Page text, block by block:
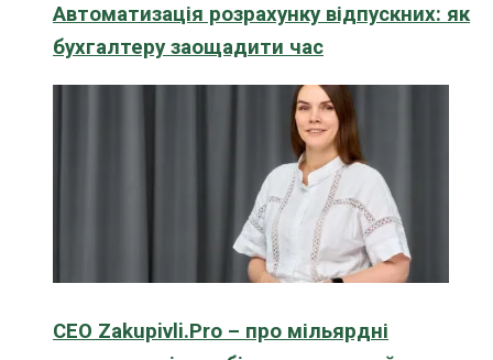
Автоматизація розрахунку відпускних: як
бухгалтеру заощадити час
CEO Zakupivli.Pro – про мільярдні